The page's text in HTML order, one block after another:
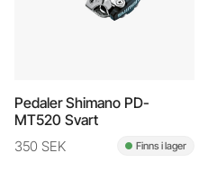
Pedaler Shimano PD-
MT520 Svart
350 SEK Finns i lager